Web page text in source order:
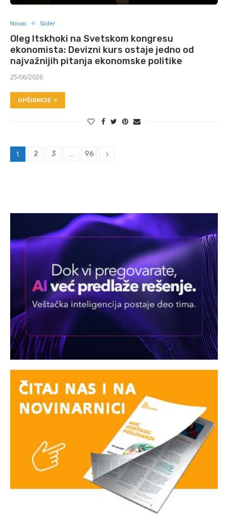
Novac Slider
Oleg Itskhoki na Svetskom kongresu
ekonomista: Devizni kurs ostaje jedno od
najvažnijih pitanja ekonomske politike
25/06/2026
OPŠIRNIJE
1 2 3 … 96